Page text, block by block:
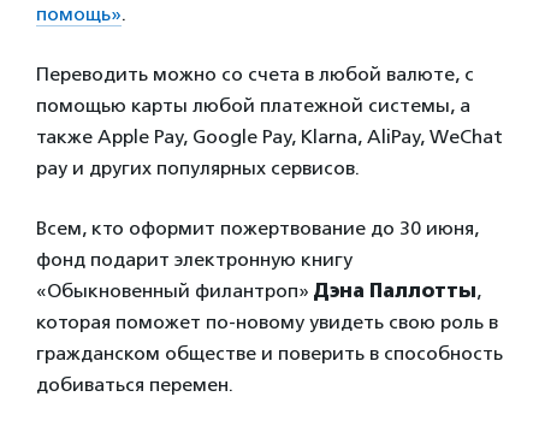
помощь».
Переводить можно со счета в любой валюте, с
помощью карты любой платежной системы, а
также Apple Pay, Google Pay, Klarna, AliPay, WeChat
pay и других популярных сервисов.
Всем, кто оформит пожертвование до 30 июня,
фонд подарит электронную книгу
«Обыкновенный филантроп» Дэна Паллотты,
которая поможет по-новому увидеть свою роль в
гражданском обществе и поверить в способность
добиваться перемен.